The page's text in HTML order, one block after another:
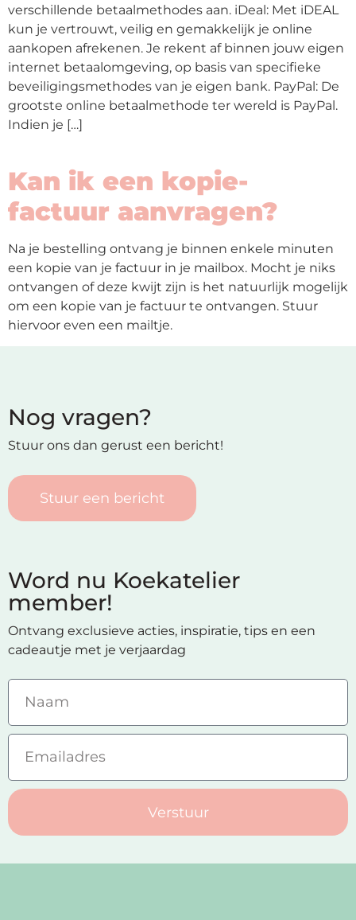
verschillende betaalmethodes aan. iDeal: Met iDEAL
kun je vertrouwt, veilig en gemakkelijk je online
aankopen afrekenen. Je rekent af binnen jouw eigen
internet betaalomgeving, op basis van specifieke
beveiligingsmethodes van je eigen bank. PayPal: De
grootste online betaalmethode ter wereld is PayPal.
Indien je […]
Kan ik een kopie-
factuur aanvragen?
Na je bestelling ontvang je binnen enkele minuten
een kopie van je factuur in je mailbox. Mocht je niks
ontvangen of deze kwijt zijn is het natuurlijk mogelijk
om een kopie van je factuur te ontvangen. Stuur
hiervoor even een mailtje.
Nog vragen?
Stuur ons dan gerust een bericht!
Stuur een bericht
Word nu Koekatelier
member!
Ontvang exclusieve acties, inspiratie, tips en een
cadeautje met je verjaardag
Verstuur